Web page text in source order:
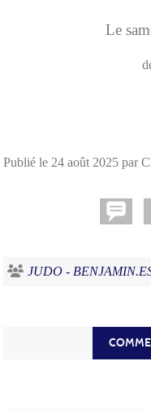
Le
Publié le 24 août 2025 par
JUDO -